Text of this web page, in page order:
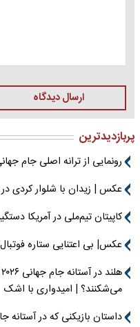
ارسال دیدگاه
پربازدیدترین
رونمایی از ترانه اصلی جام
عکس | زیدان با شلوار کردی
کاپیتان تیم‌ملی در آمریکا
عکس| بی اعتنایی ستاره
می‌شکنند؟ | امیدواری با اشک
داستان بازیکنی که در آستانه